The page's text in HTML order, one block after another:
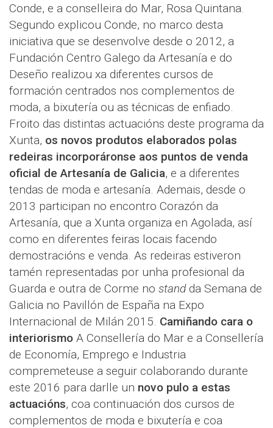
Conde, e a conselleira do Mar, Rosa Quintana.
Segundo explicou Conde, no marco desta
iniciativa que se desenvolve desde o 2012, a
Fundación Centro Galego da Artesanía e do
Deseño realizou xa diferentes cursos de
formación centrados nos complementos de
moda, a bixutería ou as técnicas de enfiado.
Froito das distintas actuacións deste programa da
Xunta, os novos produtos elaborados polas
redeiras incorporáronse aos puntos de venda
oficial de Artesanía de Galicia, e a diferentes
tendas de moda e artesanía. Ademais, desde o
2013 participan no encontro Corazón da
Artesanía, que a Xunta organiza en Agolada, así
como en diferentes feiras locais facendo
demostracións e venda. As redeiras estiveron
tamén representadas por unha profesional da
Guarda e outra de Corme no standda Semana de
Galicia no Pavillón de España na Expo
Internacional de Milán 2015. Camiñando cara o
interiorismo A Consellería do Mar e a Consellería
de Economía, Emprego e Industria
compremeteuse a seguir colaborando durante
este 2016 para darlle un novo pulo a estas
actuacións, coa continuación dos cursos de
complementos de moda e bixutería e coa